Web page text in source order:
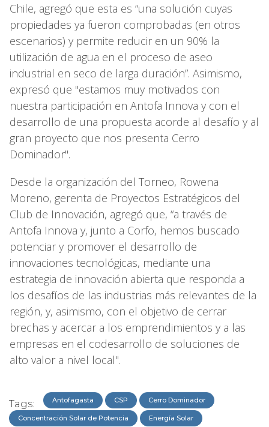
Chile, agregó que esta es “una solución cuyas
propiedades ya fueron comprobadas (en otros
escenarios) y permite reducir en un 90% la
utilización de agua en el proceso de aseo
industrial en seco de larga duración”. Asimismo,
expresó que "estamos muy motivados con
nuestra participación en Antofa Innova y con el
desarrollo de una propuesta acorde al desafío y al
gran proyecto que nos presenta Cerro
Dominador".
Desde la organización del Torneo, Rowena
Moreno, gerenta de Proyectos Estratégicos del
Club de Innovación, agregó que, “a través de
Antofa Innova y, junto a Corfo, hemos buscado
potenciar y promover el desarrollo de
innovaciones tecnológicas, mediante una
estrategia de innovación abierta que responda a
los desafíos de las industrias más relevantes de la
región, y, asimismo, con el objetivo de cerrar
brechas y acercar a los emprendimientos y a las
empresas en el codesarrollo de soluciones de
alto valor a nivel local".
Tags: Antofagasta CSP Cerro Dominador
Concentración Solar de Potencia Energía Solar